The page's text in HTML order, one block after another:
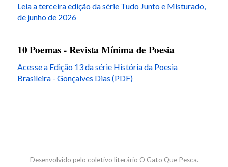
Leia a terceira edição da série Tudo Junto e Misturado,
de junho de 2026
10 Poemas - Revista Mínima de Poesia
Acesse a Edição 13 da série História da Poesia
Brasileira - Gonçalves Dias (PDF)
Desenvolvido pelo coletivo literário O Gato Que Pesca.